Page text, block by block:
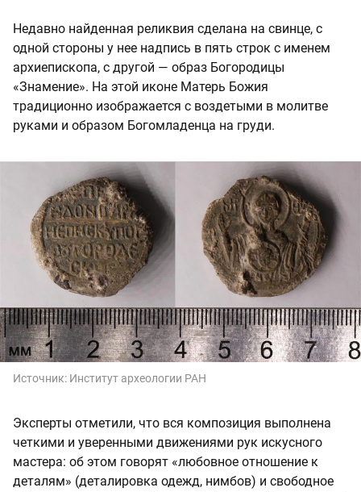
Недавно найденная реликвия сделана на свинце, с
одной стороны у нее надпись в пять строк с именем
архиепископа, с другой — образ Богородицы
«Знамение». На этой иконе Матерь Божия
традиционно изображается с воздетыми в молитве
руками и образом Богомладенца на груди.
Источник: Институт археологии РАН
Эксперты отметили, что вся композиция выполнена
четкими и уверенными движениями рук искусного
мастера: об этом говорят «любовное отношение к
деталям» (деталировка одежд, нимбов) и свободное